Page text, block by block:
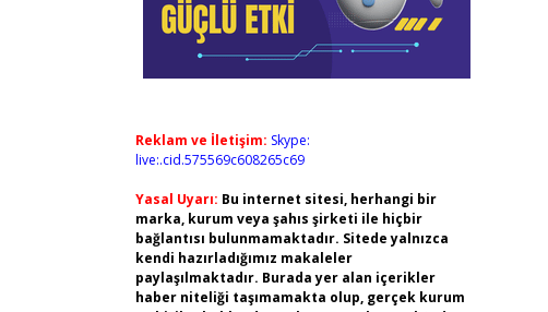
Reklam ve İletişim: Skype:
live:.cid.575569c608265c69
Yasal Uyarı: Bu internet sitesi, herhangi bir
marka, kurum veya şahıs şirketi ile hiçbir
bağlantısı bulunmamaktadır. Sitede yalnızca
kendi hazırladığımız makaleler
paylaşılmaktadır. Burada yer alan içerikler
haber niteliği taşımamakta olup, gerçek kurum